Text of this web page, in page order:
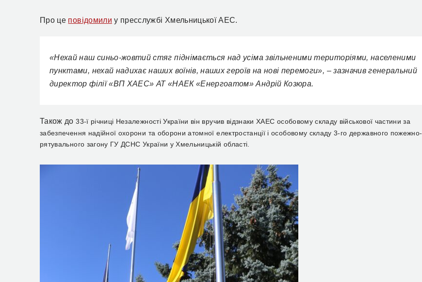
Про це повідомили у пресслужбі Хмельницької АЕС.
«Нехай наш синьо-жовтий стяг піднімається над усіма звільненими територіями, населеними
пунктами, нехай надихає наших воїнів, наших героїв на нові перемоги», – зазначив генеральний
директор філії «ВП ХАЕС» АТ «НАЕК «Енергоатом» Андрій Козюра.
Також до33-ї річниці Незалежності України він вручив відзнаки ХАЕС особовому складу військової частини за
забезпечення надійної охорони та оборони атомної електростанції і особовому складу 3-го державного пожежно-
рятувального загону ГУ ДСНС України у Хмельницькій області.